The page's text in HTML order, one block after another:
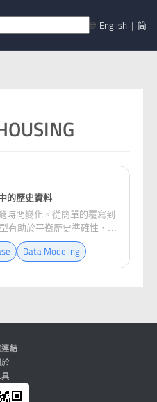
🌐 English | 简
的歷史資料
時間變化。從簡單的覆寫到
有助於平衡歷史準確性、資
Data Modeling
結